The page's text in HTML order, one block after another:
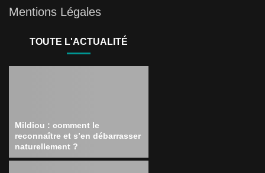
Mentions Légales
TOUTE L'ACTUALITÉ
Mildiou : comment le
reconnaître et s’en débarrasser
naturellement ?